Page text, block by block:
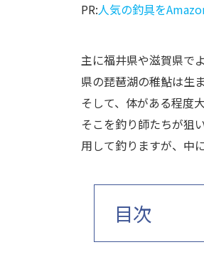
PR:人気の釣具を
主に福井県や滋賀県で
県の琵琶湖の稚鮎は生
そして、体がある程度
そこを釣り師たちが狙
用して釣りますが、中
目次